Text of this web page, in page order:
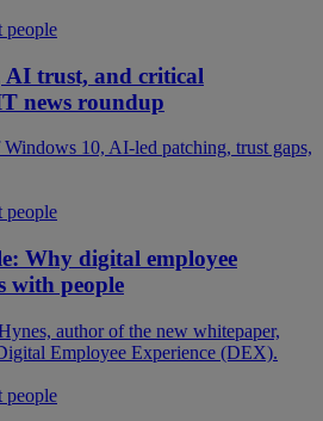
people
AI trust, and critical
news roundup
10, AI-led patching, trust gaps,
people
Why digital employee
with people
author of the new whitepaper,
Employee Experience (DEX).
people